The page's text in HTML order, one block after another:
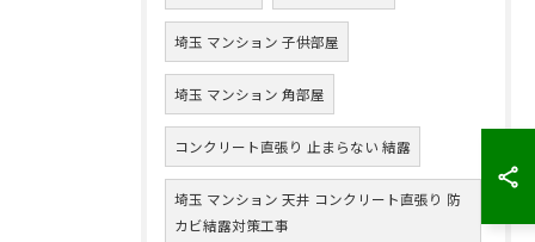
埼玉 マンション 子供部屋
埼玉 マンション 角部屋
コンクリート直張り 止まらない 結露
埼玉 マンション 天井 コンクリート直張り 防
カビ結露対策工事